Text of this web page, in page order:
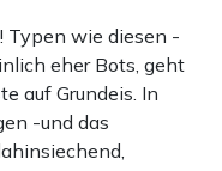
Typen wie diesen -
eher Bots, geht
auf Grundeis. In
-und das